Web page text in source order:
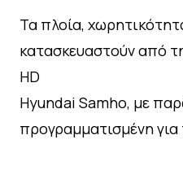
Τα πλοία,
κατασκευαστούν από
HD
Hyundai Samho, με
προγραμματισμένη